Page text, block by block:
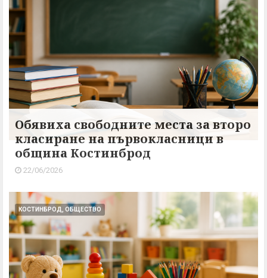
Обявиха свободните места за второ
класиране на първокласници в
община Костинброд
22/06/2026
КОСТИНБРОД, ОБЩЕСТВО